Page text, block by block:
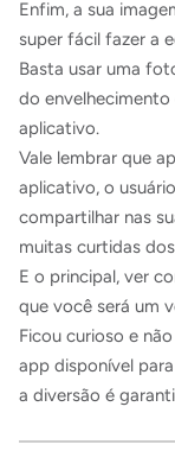
Enfim, a sua
super fácil fazer a
Basta usar uma
do
aplicativo.
Vale lembrar que
aplicativo, o
compartilhar nas
muitas curtidas
E o principal, ver
que você será um
Ficou curioso e
app disponível
a diversão é